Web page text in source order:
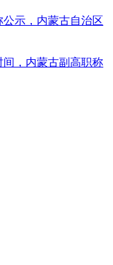
示，内蒙古自治区
，内蒙古副高职称